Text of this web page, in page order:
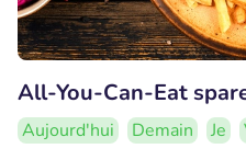
All-You-Can-Eat
Aujourd'hui Demain Je